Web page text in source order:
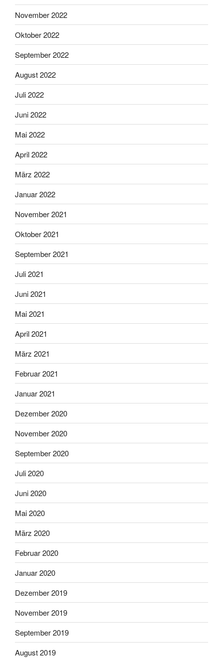
November 2022
Oktober 2022
September 2022
August 2022
Juli 2022
Juni 2022
Mai 2022
April 2022
März 2022
Januar 2022
November 2021
Oktober 2021
September 2021
Juli 2021
Juni 2021
Mai 2021
April 2021
März 2021
Februar 2021
Januar 2021
Dezember 2020
November 2020
September 2020
Juli 2020
Juni 2020
Mai 2020
März 2020
Februar 2020
Januar 2020
Dezember 2019
November 2019
September 2019
August 2019